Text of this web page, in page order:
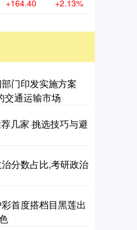
+164.40 +2.13%
门印发实施方案
交通运输市场
几家 挑选技巧与避
分数占比,考研政治
首度搭档目黑莲出